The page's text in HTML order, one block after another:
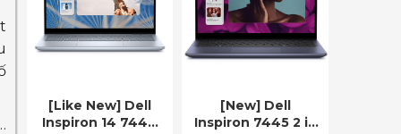
[Like New] Dell
Inspiron 14 7440
[New] Dell
Inspiron 7445 2 in